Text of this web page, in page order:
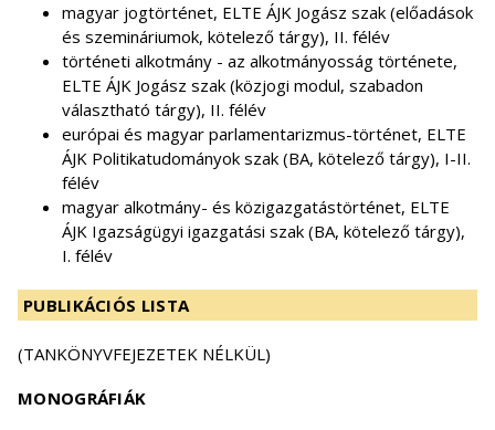
magyar jogtörténet, ELTE ÁJK Jogász szak (előadások
és szemináriumok, kötelező tárgy), II. félév
történeti alkotmány - az alkotmányosság története,
ELTE ÁJK Jogász szak (közjogi modul, szabadon
választható tárgy), II. félév
európai és magyar parlamentarizmus-történet, ELTE
ÁJK Politikatudományok szak (BA, kötelező tárgy), I-II.
félév
magyar alkotmány- és közigazgatástörténet, ELTE
ÁJK Igazságügyi igazgatási szak (BA, kötelező tárgy),
I. félév
PUBLIKÁCIÓS LISTA
(TANKÖNYVFEJEZETEK NÉLKÜL)
MONOGRÁFIÁK